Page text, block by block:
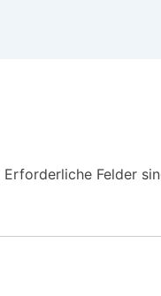
Erforderliche Felder